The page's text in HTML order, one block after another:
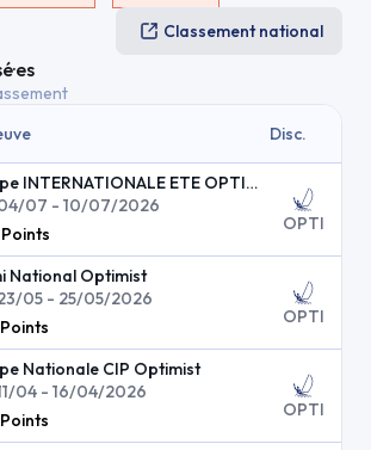
Classement national
Disc.
Coupe INTERNATIONALE ETE OPTIMIST
07 - 10/07/2026
Points OPTI
National Optimist
05 - 25/05/2026
Points OPTI
Nationale CIP Optimist
04 - 16/04/2026
Points OPTI